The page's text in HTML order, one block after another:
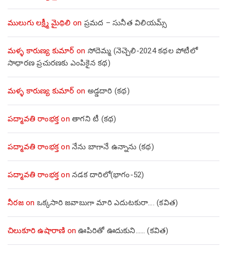
ములుగు లక్ష్మీ మైథిలి on ప్రమద – సునీత విలియమ్స్
మళ్ళ కారుణ్య కుమార్ on సోదెమ్మ (నెచ్చెలి-2024 కథల పోటీలో
సాధారణ ప్రచురణకు ఎంపికైన కథ)
మళ్ళ కారుణ్య కుమార్ on అడ్డదారి (కథ)
పద్మావతి రాంభక్తon తాగని టీ (కథ)
పద్మావతి రాంభక్తon నేను బాగానే ఉన్నాను (క‌థ‌)
పద్మావతి రాంభక్తon నడక దారిలో(భాగం-52)
నీరజon ఒక్కసారి జవాబుగా మారి ఎదుటకురా…. (కవిత)
చిలుకూరి ఉషారాణి onఊపిరితో ఊదుకుని…… (కవిత)